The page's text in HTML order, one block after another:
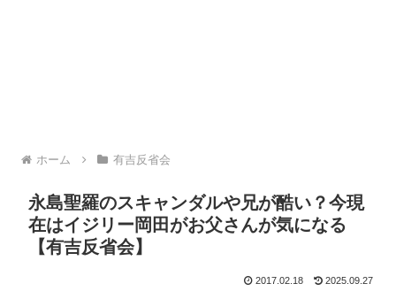
ホーム 有吉反省会
永島聖羅のスキャンダルや兄が酷い？今現
在はイジリー岡田がお父さんが気になる
【有吉反省会】
2017.02.18 2025.09.27